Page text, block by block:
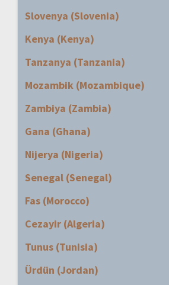
Slovenya (Slovenia)
Kenya (Kenya)
Tanzanya (Tanzania)
Mozambik (Mozambique)
Zambiya (Zambia)
Gana (Ghana)
Nijerya (Nigeria)
Senegal (Senegal)
Fas (Morocco)
Cezayir (Algeria)
Tunus (Tunisia)
Ürdün (Jordan)